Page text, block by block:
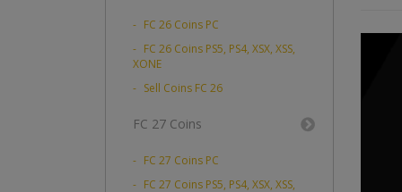
FC 26 Coins PC
FC 26 Coins PS5, PS4, XSX, XSS,
XONE
Sell Coins FC 26
FC 27 Coins
FC 27 Coins PC
FC 27 Coins PS5, PS4, XSX, XSS,